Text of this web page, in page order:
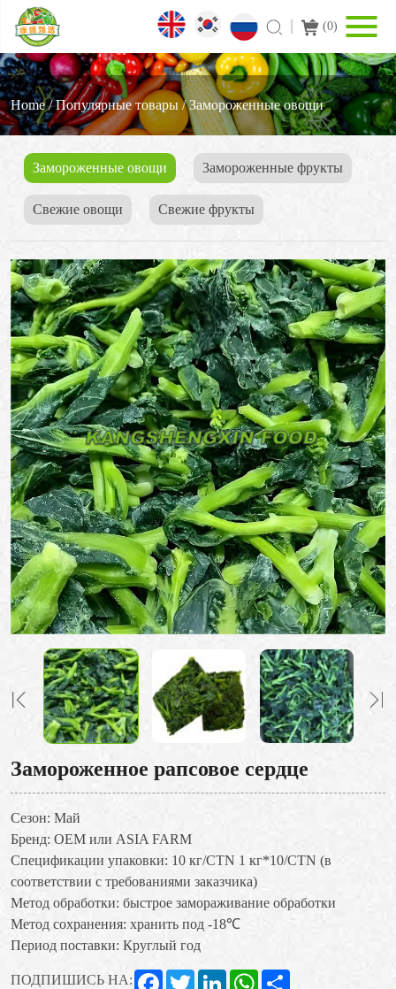
(0)
Home/Популярные товары /Замороженные овощи
Замороженные овощи 3амороженные фрукты
Свежие овощи Cвежие фрукты
Замороженное рапсовое сердце
Сезон: Май
Бренд: OEM или ASIA FARM
Спецификации упаковки: 10 кг/CTN 1 кг*10/CTN (в
соответствии с требованиями заказчика)
Метод обработки: быстрое замораживание обработки
Метод сохранения: хранить под -18℃
Период поставки: Круглый год
ПОДПИШИСЬ НА: FacebookTwitterLinkedInWhatsApp